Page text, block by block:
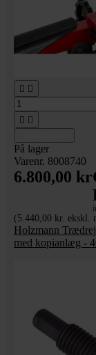
 
 
På lager
Varenr. 8008740
6.800,00 kr
(5.440,00 kr. ekskl.
Holzmann
med kopianlæg -